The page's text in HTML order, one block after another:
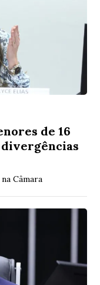
de 16
divergências
Câmara